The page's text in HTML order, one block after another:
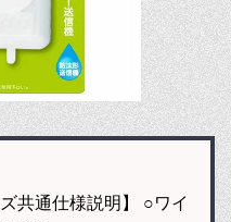
共通仕様説明】 ○ワイ